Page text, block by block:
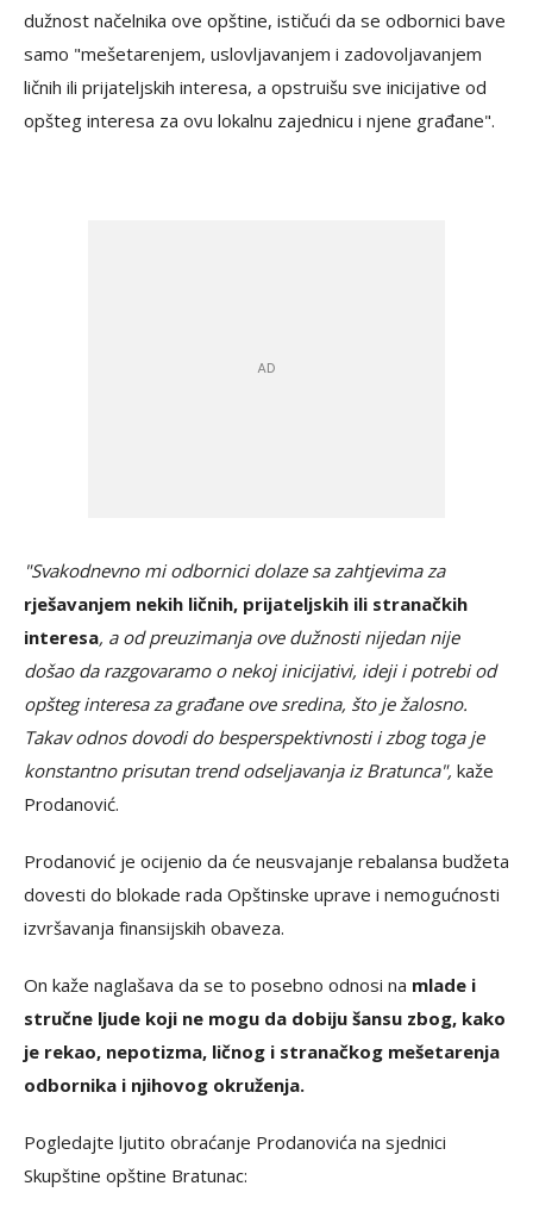
dužnost načelnika ove opštine, ističući da se odbornici bave
samo "mešetarenjem, uslovljavanjem i zadovoljavanjem
ličnih ili prijateljskih interesa, a opstruišu sve inicijative od
opšteg interesa za ovu lokalnu zajednicu i njene građane".
"Svakodnevno mi odbornici dolaze sa zahtjevima za
rješavanjem nekih ličnih, prijateljskih ili stranačkih
interesa, a od preuzimanja ove dužnosti nijedan nije
došao da razgovaramo o nekoj inicijativi, ideji i potrebi od
opšteg interesa za građane ove sredina, što je žalosno.
Takav odnos dovodi do besperspektivnosti i zbog toga je
konstantno prisutan trend odseljavanja iz Bratunca", kaže
Prodanović.
Prodanović je ocijenio da će neusvajanje rebalansa budžeta
dovesti do blokade rada Opštinske uprave i nemogućnosti
izvršavanja finansijskih obaveza.
On kaže naglašava da se to posebno odnosi na mlade i
stručne ljude koji ne mogu da dobiju šansu zbog, kako
je rekao, nepotizma, ličnog i stranačkog mešetarenja
odbornika i njihovog okruženja.
Pogledajte ljutito obraćanje Prodanovića na sjednici
Skupštine opštine Bratunac: